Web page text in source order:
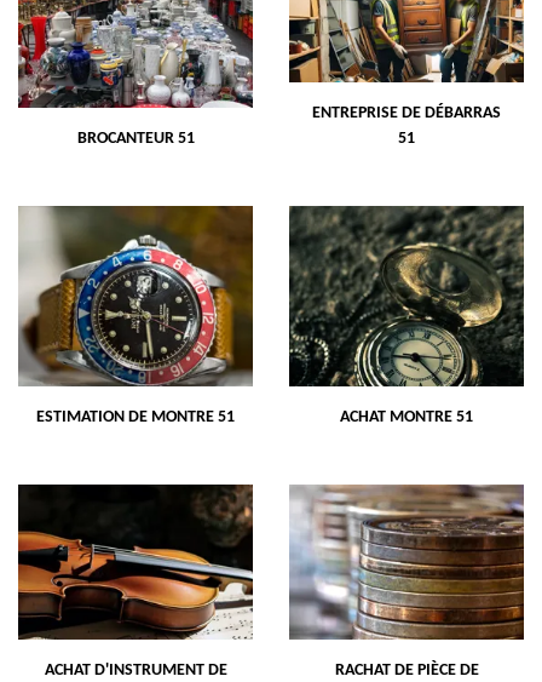
BROCANTEUR 51
ENTREPRISE DE DÉBARRAS
51
ESTIMATION DE MONTRE 51 ACHAT MONTRE 51
ACHAT D'INSTRUMENT DE
RACHAT DE PIÈCE DE